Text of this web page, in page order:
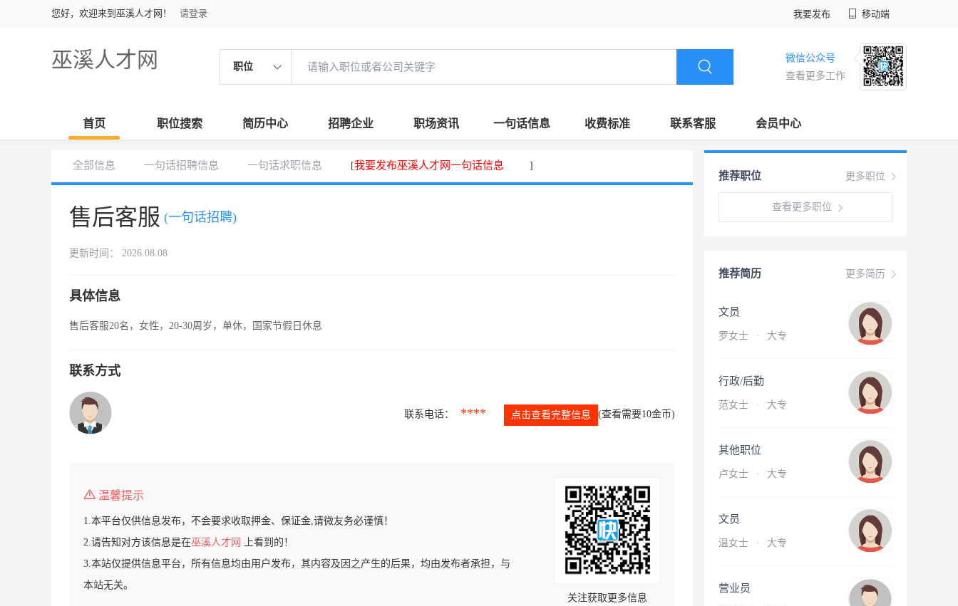
您好，欢迎来到巫溪人才网！ 请登录 我要发布 移动端
巫溪人才网 职位
微信公众号
查看更多工作
首页 职位搜索 简历中心 招聘企业 职场资讯 一句话信息 收费标准 联系客服 会员中心
全部信息 一句话招聘信息 一句话求职信息 [我要发布巫溪人才网一句话信息 ]
售后客服 (一句话招聘)
更新时间： 2026.08.08
具体信息
售后客服20名，女性，20-30周岁，单休，国家节假日休息
联系方式
联系电话： **** 点击查看完整信息 (查看需要10金币)
温馨提示
1.本平台仅供信息发布，不会要求收取押金、保证金,请微友务必谨慎！
2.请告知对方该信息是在巫溪人才网
上看到的！
3.本站仅提供信息平台，所有信息均由用户发布，其内容及因之产生的后果，均由发布者承担，与
本站无关。
关注获取更多信息
更多职位
推荐职位
查看更多职位
更多简历
推荐简历
文员
罗女士 · 大专
行政/后勤
范女士 · 大专
其他职位
卢女士 · 大专
文员
温女士 · 大专
营业员